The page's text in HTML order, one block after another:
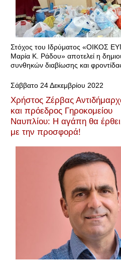
Στόχος του Ιδρύματος «ΟΙΚΟΣ
Μαρία Κ. Ράδου» αποτελεί η
συνθηκών διαβίωσης και
Σάββατο 24 Δεκεμβρίου 2022
Χρήστος Ζέρβας
και πρόεδρος Γηροκομείου
Ναυπλίου: Η αγάπη θα έρθει
με την προσφορά!